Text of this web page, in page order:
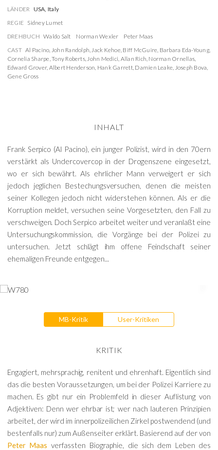
LÄNDER USA, Italy
REGIE Sidney Lumet
DREHBUCH Waldo Salt Norman Wexler
Peter Maas
CAST Al Pacino, John Randolph,Jack Kehoe, Biff McGuire, Barbara Eda-Young,
Cornelia Sharpe,Tony Roberts,John Medici, Allan Rich, Norman Ornellas,
Edward Grover, Albert Henderson, Hank Garrett, Damien Leake, Joseph Bova,
Gene Gross
INHALT
Frank Serpico (Al Pacino), ein junger Polizist, wird in den 70ern
verstärkt als Undercovercop in der Drogenszene eingesetzt,
wo er sich bewährt. Als ehrlicher Mann verweigert er sich
jedoch jeglichen Bestechungsversuchen, denen die meisten
seiner Kollegen jedoch nicht widerstehen können. Als er die
Korruption meldet, versuchen seine Vorgesetzten, den Fall zu
verschweigen. Doch Serpico arbeitet weiter und veranlaßt eine
Untersuchungskommission, die Vorgänge bei der Polizei zu
untersuchen. Jetzt schlägt ihm offene Feindschaft seiner
ehemaligen Freunde entgegen...
MB-Kritik User-Kritiken
KRITIK
Engagiert, mehrsprachig, renitent und ehrenhaft. Eigentlich sind
das die besten Voraussetzungen, um bei der Polizei Karriere zu
machen. Es gibt nur ein Problemfeld in dieser Auflistung von
Adjektiven: Denn wer ehrbar ist; wer nach lauteren Prinzipien
arbeitet, der wird im innerpolizeilichen Zirkel postwendend (und
bestenfalls nur) zum Außenseiter erklärt. Basierend auf der von
Peter Maas verfassten Biographie, die sich dem Leben des